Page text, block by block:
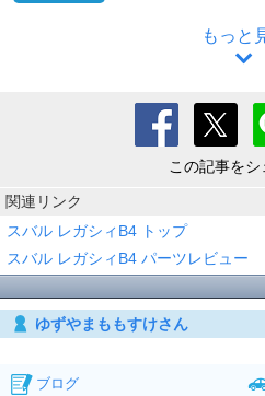
もっと
この記事をシ
関連リンク
スバル レガシィB4 トップ
スバル レガシィB4 パーツレビュー
ゆずやまももすけさん
ブログ